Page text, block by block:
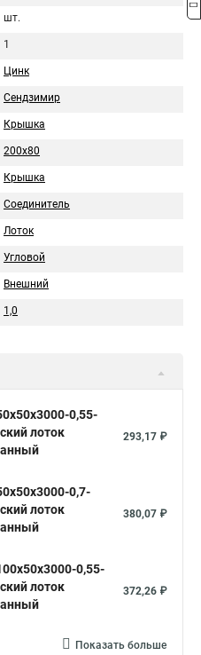
шт.
1
Цинк
Сендзимир
Крышка
200х80
Крышка
Соединитель
Лоток
Угловой
Внешний
1,0
0,55-
лоток
293,17 ₽
0,7-
лоток
380,07 ₽
0,55-
лоток
372,26 ₽
Показать больше